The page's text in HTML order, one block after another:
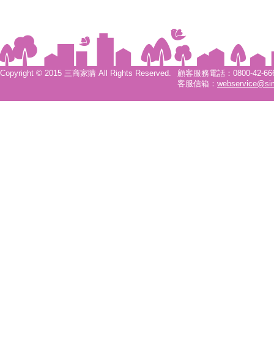
Copyright © 2015 三商家購 All Rights Reserved.
顧客服務電話：0800-42-
客服信箱：